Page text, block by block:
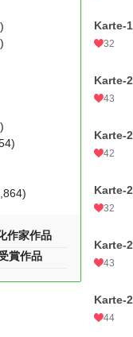
Karte-
32
Karte-
43
Karte-
42
Karte-
32
Karte-
43
Karte-
44
作家作品
賞作品